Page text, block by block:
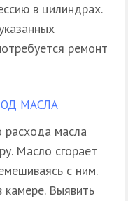
в цилиндрах.
ремонт
МАСЛА
масла
Масло сгорает
с ним.
камере. Выявить